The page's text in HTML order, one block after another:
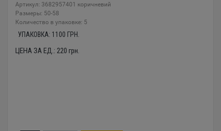
Артикул: 3682957401 коричневий
Размеры: 50-58
Количество в упаковке: 5
УПАКОВКА: 1100 ГРН.
ЦЕНА ЗА ЕД.: 220 грн.